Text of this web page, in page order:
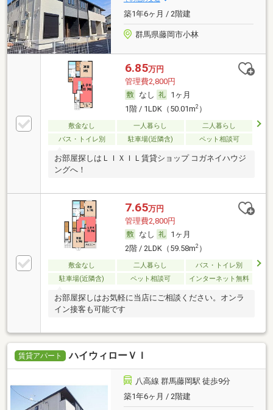
築1年6ヶ月 / 2階建
群馬県藤岡市小林
6.85万円
管理費2,800円
なし
1ヶ月
1階 / 1LDK（50.01m2）
敷金なし 一人暮らし
二人暮らし
バス・トイレ別
駐車場(近隣含) ペット相談可
お部屋探しはＬＩＸＩＬ賃貸ショップ コガネイハウジ
ングへ！
7.65万円
管理費2,800円
なし
1ヶ月
2階 / 2LDK（59.58m2）
敷金なし 二人暮らし
バス・トイレ別
駐車場(近隣含)
ペット相談可 インターネット無料
お部屋探しはお気軽に当店にご相談ください。オンラ
イン接客も可能です
賃貸アパート ハイウィローＶＩ
八高線 群馬藤岡駅 徒歩9分
築1年6ヶ月 / 2階建